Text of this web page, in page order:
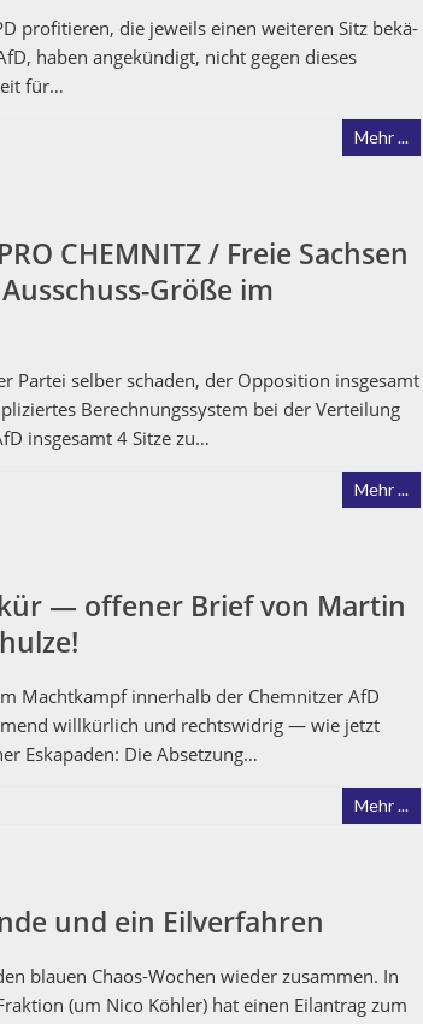
prof­i­tieren, die jew­eils einen weit­eren Sitz bekä­
haben angekündigt, nicht gegen dieses
für…
Mehr ...
CHEMNITZ / Freie Sachsen
Größe im
Partei sel­ber schaden, der Oppo­si­tion ins­ge­samt
Berech­nungssys­tem bei der Verteilung
ins­ge­samt 4 Sitze zu…
Mehr ...
— offener Brief von Martin
Machtkampf inner­halb der Chem­nitzer AfD
willkür­lich und rechtswidrig — wie jet­zt
Eska­paden: Die Absetzung…
Mehr ...
und ein Eilverfahren
blauen Chaos-Wochen wieder zusam­men. In
(um Nico Köh­ler) hat einen Eilantrag zum